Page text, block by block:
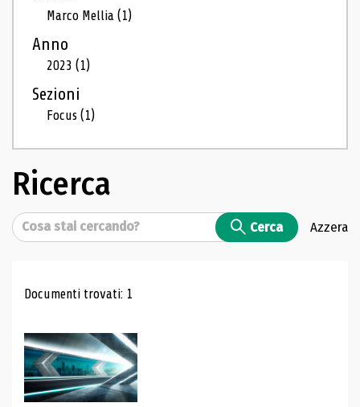
Marco Mellia(1)
Anno
2023(1)
Sezioni
Focus(1)
Ricerca
Cerca Cerca Azzera
Risultati di ricerca
Documenti trovati: 1